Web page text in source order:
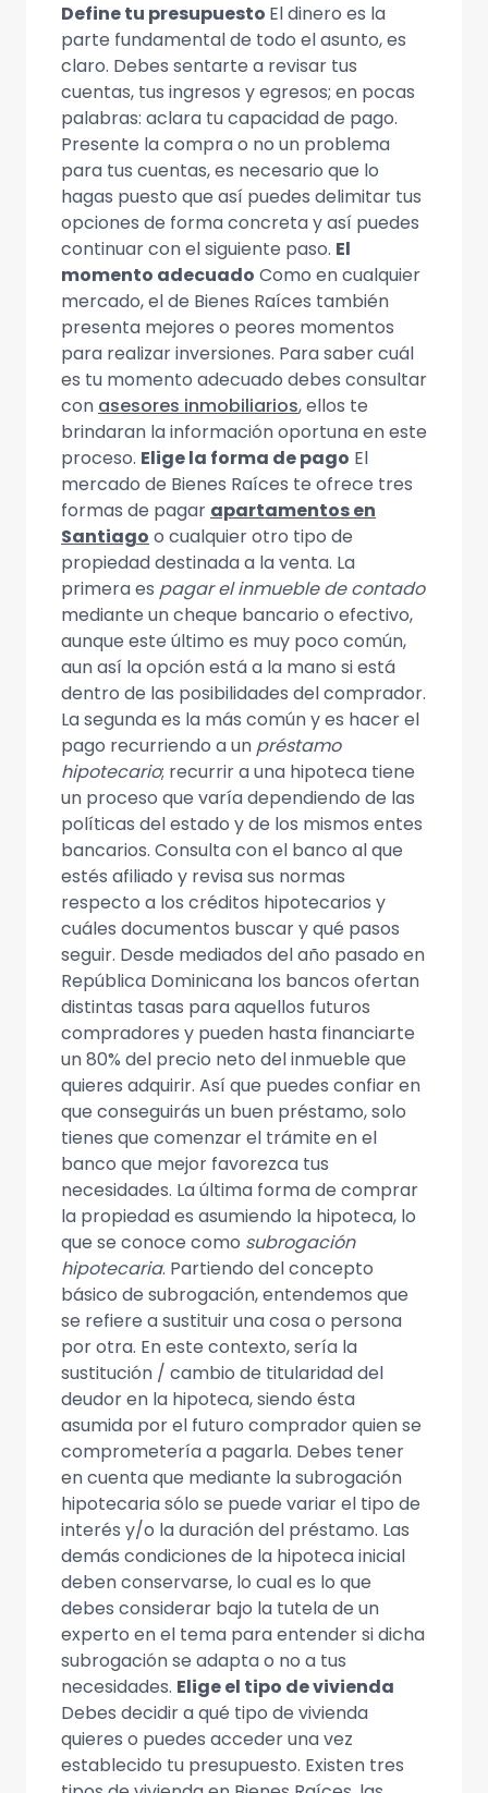
Define tu presupuesto El dinero es la
parte fundamental de todo el asunto, es
claro. Debes sentarte a revisar tus
cuentas, tus ingresos y egresos; en pocas
palabras: aclara tu capacidad de pago.
Presente la compra o no un problema
para tus cuentas, es necesario que lo
hagas puesto que así puedes delimitar tus
opciones de forma concreta y así puedes
continuar con el siguiente paso. El
momento adecuado Como en cualquier
mercado, el de Bienes Raíces también
presenta mejores o peores momentos
para realizar inversiones. Para saber cuál
es tu momento adecuado debes consultar
con asesores inmobiliarios, ellos te
brindaran la información oportuna en este
proceso. Elige la forma de pago El
mercado de Bienes Raíces te ofrece tres
formas de pagar apartamentos en
Santiago o cualquier otro tipo de
propiedad destinada a la venta. La
primera es pagar el inmueble de contado
mediante un cheque bancario o efectivo,
aunque este último es muy poco común,
aun así la opción está a la mano si está
dentro de las posibilidades del comprador.
La segunda es la más común y es hacer el
pago recurriendo a un préstamo
hipotecario; recurrir a una hipoteca tiene
un proceso que varía dependiendo de las
políticas del estado y de los mismos entes
bancarios. Consulta con el banco al que
estés afiliado y revisa sus normas
respecto a los créditos hipotecarios y
cuáles documentos buscar y qué pasos
seguir. Desde mediados del año pasado en
República Dominicana los bancos ofertan
distintas tasas para aquellos futuros
compradores y pueden hasta financiarte
un 80% del precio neto del inmueble que
quieres adquirir. Así que puedes confiar en
que conseguirás un buen préstamo, solo
tienes que comenzar el trámite en el
banco que mejor favorezca tus
necesidades. La última forma de comprar
la propiedad es asumiendo la hipoteca, lo
que se conoce como subrogación
hipotecaria. Partiendo del concepto
básico de subrogación, entendemos que
se refiere a sustituir una cosa o persona
por otra. En este contexto, sería la
sustitución / cambio de titularidad del
deudor en la hipoteca, siendo ésta
asumida por el futuro comprador quien se
comprometería a pagarla. Debes tener
en cuenta que mediante la subrogación
hipotecaria sólo se puede variar el tipo de
interés y/o la duración del préstamo. Las
demás condiciones de la hipoteca inicial
deben conservarse, lo cual es lo que
debes considerar bajo la tutela de un
experto en el tema para entender si dicha
subrogación se adapta o no a tus
necesidades. Elige el tipo de vivienda
Debes decidir a qué tipo de vivienda
quieres o puedes acceder una vez
establecido tu presupuesto. Existen tres